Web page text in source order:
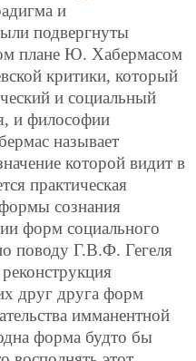
и
подвергнуты
плане Ю. Хабермасом
критики, который
и социальный
и философии
называет
которой видит в
практическая
сознания
форм социального
поводу Г.В.Ф. Гегеля
друг друга форм
имманентной
форма будто бы